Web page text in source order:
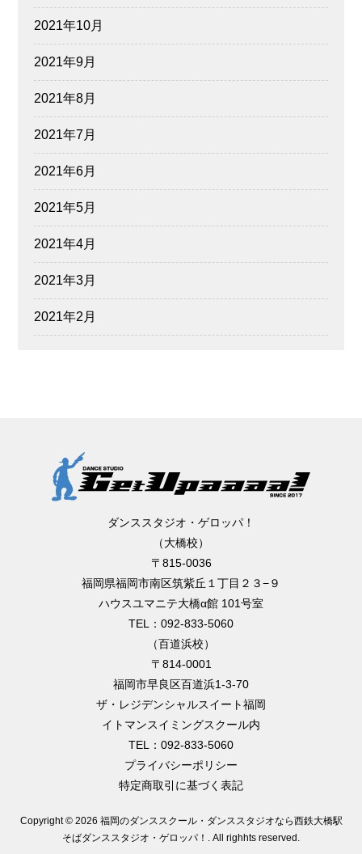
2021年10月
2021年9月
2021年8月
2021年7月
2021年6月
2021年5月
2021年4月
2021年3月
2021年2月
ダンススタジオ・ゲロッパ！
（大橋校）
〒815-0036
福岡県福岡市南区筑紫丘１丁目２３−９
ハウスユマニテ大橋α館 101号室
TEL：092-833-5060
（百道浜校）
〒814-0001
福岡市早良区百道浜1-3-70
ザ・レジデンシャルスイート福岡
イトマンスイミングスクール内
TEL：092-833-5060
プライバシーポリシー
特定商取引に基づく表記
Copyright © 2026 福岡のダンススクール・ダンススタジオなら西鉄大橋駅
そばダンススタジオ・ゲロッパ！ . All righhts reserved.